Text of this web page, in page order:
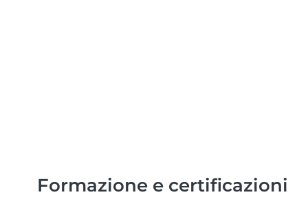
Formazione e certificazioni